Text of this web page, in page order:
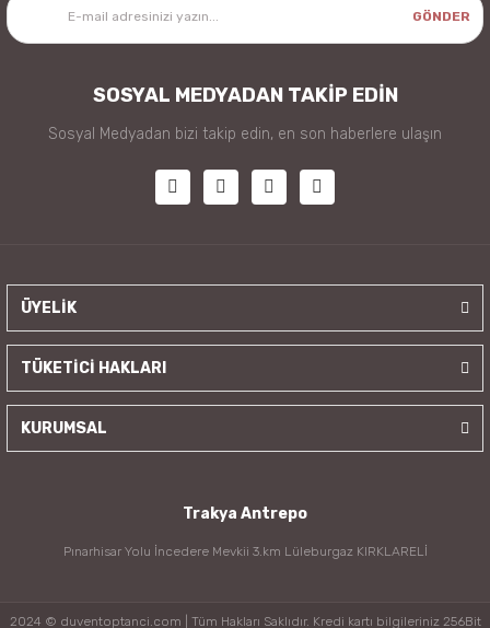
GÖNDER
SOSYAL MEDYADAN TAKİP EDİN
Sosyal Medyadan bizi takip edin, en son haberlere ulaşın
ÜYELİK
TÜKETİCİ HAKLARI
KURUMSAL
Trakya Antrepo
Pınarhisar Yolu İncedere Mevkii 3.km Lüleburgaz KIRKLARELİ
2024 © duventoptanci.com | Tüm Hakları Saklıdır. Kredi kartı bilgileriniz 256Bit